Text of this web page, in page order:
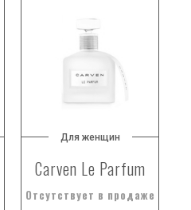
Для женщин
Carven Le Parfum
Отсутствует в продаже